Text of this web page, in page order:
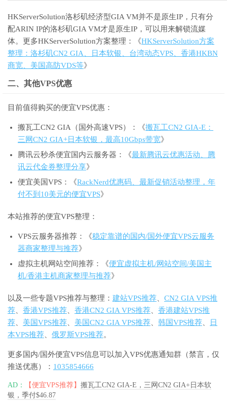
HKServerSolution洛杉矶经济型GIA VM并不是原生IP，只有分
配ARIN IP的洛杉矶GIA VM才是原生IP，可以用来解锁流媒
体。更多HKServerSolution方案整理：《HKServerSolution方案
整理：洛杉矶CN2 GIA、日本软银、台湾动态VPS、香港HKBN
商宽、美国高防VDS等》
二、其他VPS优惠
目前值得购买的便宜VPS优惠：
搬瓦工CN2 GIA（国外高速VPS）：《搬瓦工CN2 GIA-E：
三网CN2 GIA+日本软银，最高10Gbps带宽》
腾讯云秒杀便宜国内云服务器：《最新腾讯云优惠活动、腾
讯云代金券整理分享》
便宜美国VPS：《RackNerd优惠码、最新促销活动整理，年
付不到10美元的便宜VPS》
本站推荐的便宜VPS整理：
VPS云服务器推荐：《稳定靠谱的国内/国外便宜VPS云服务
器商家整理与推荐》
虚拟主机网站空间推荐：《便宜虚拟主机/网站空间/美国主
机/香港主机商家整理与推荐》
以及一些专题VPS推荐与整理： 建站VPS推荐
CN2 GIA VPS推
荐
香港VPS推荐 香港CN2 GIA VPS推荐
香港建站VPS推
荐
美国VPS推荐 美国CN2 GIA VPS推荐 韩国VPS推荐
日
本VPS推荐
俄罗斯VPS推荐。
更多国内/国外便宜VPS信息可以加入VPS优惠通知群（禁言，仅
推送优惠）： 1035854666
AD： 【便宜VPS推荐】 搬瓦工CN2 GIA-E，三网CN2 GIA+日本软
银，季付$46.87